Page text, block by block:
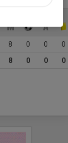
8 0 0 0
8 0 0 0